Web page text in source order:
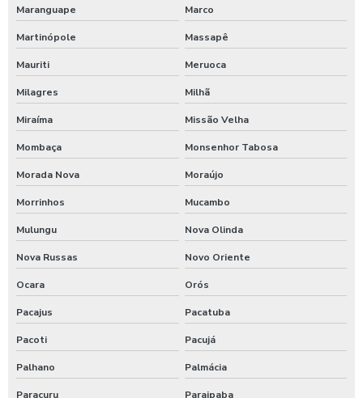
Empresa de terraplanagem no nordeste
Empresa terraplanagem em alagoas
Empresa terraplanagem em sergipe
Preço de terraplanagem no ceará
Terraplanagem em pernambuco
Terraplanagem no piauí
Terraplanagem para projetos de grande escala
Maranguape Marco
Martinópole Massapê
Mauriti Meruoca
Milagres Milhã
Miraíma Missão Velha
Mombaça Monsenhor Tabosa
Morada Nova Moraújo
Morrinhos Mucambo
Mulungu Nova Olinda
Nova Russas Novo Oriente
Ocara Orós
Pacajus Pacatuba
Pacoti Pacujá
Palhano Palmácia
Paracuru Paraipaba